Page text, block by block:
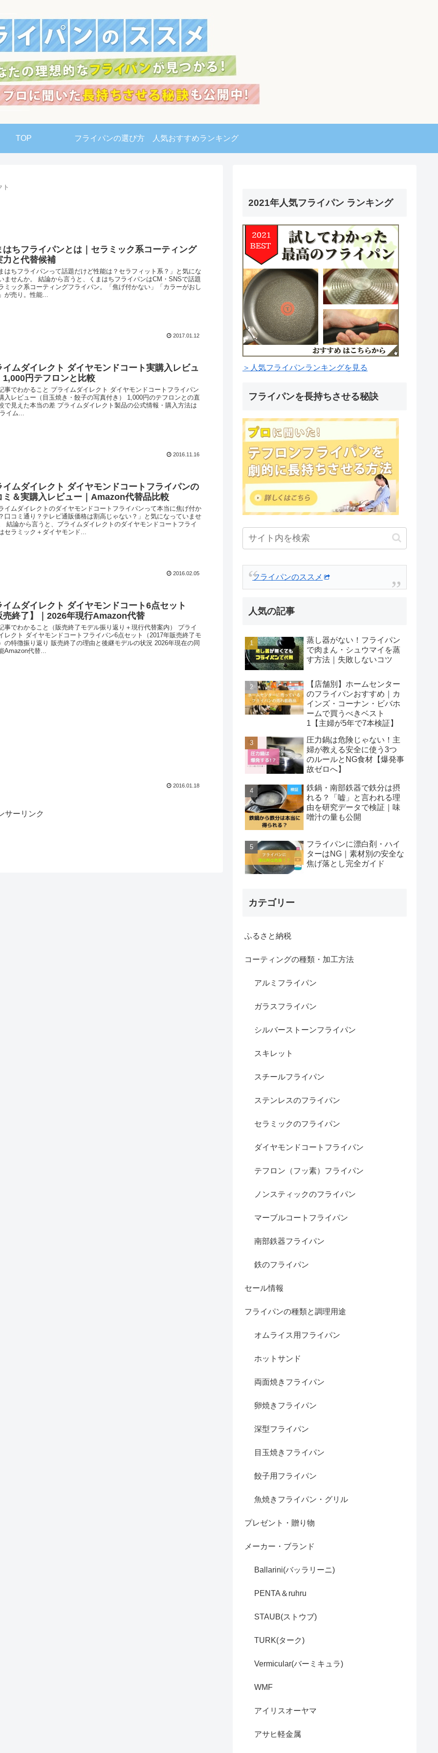
TOP フライパンの選び方 人気おすすめランキング
ト
はちフライパンとは｜セラミック系コーティング
力と代替候補
はちフライパンって話題だけど性能は？セラフィット系？」と気にな
ませんか。 結論から言うと、くまはちフライパンはCM・SNSで話題
ミック系コーティングフライパン。「焦げ付かない」「カラーがおし
が売り。性能...
2017.01.12
イムダイレクト ダイヤモンドコート実購入レビュ
1,000円テフロンと比較
事でわかること プライムダイレクト ダイヤモンドコートフライパン
入レビュー（目玉焼き・餃子の写真付き） 1,000円のテフロンとの直
で見えた本当の差 プライムダイレクト製品の公式情報・購入方法は
イム...
2016.11.16
イムダイレクト ダイヤモンドコートフライパンの
ミ＆実購入レビュー｜Amazon代替品比較
イムダイレクトのダイヤモンドコートフライパンって本当に焦げ付か
口コミ通り？テレビ通販価格は割高じゃない？」と気になっていませ
結論から言うと、プライムダイレクトのダイヤモンドコートフライ
セラミック＋ダイヤモンド...
2016.02.05
イムダイレクト ダイヤモンドコート6点セット
売終了】｜2026年現行Amazon代替
事でわかること（販売終了モデル振り返り＋現行代替案内） プライ
レクト ダイヤモンドコートフライパン6点セット（2017年販売終了モ
の特徴振り返り 販売終了の理由と後継モデルの状況 2026年現在の同
Amazon代替...
2016.01.18
サーリンク
2021年人気フライパン ランキング
＞人気フライパンランキングを見る
フライパンを長持ちさせる秘訣
フライパンのススメ
人気の記事
蒸し器がない！フライパン
で肉まん・シュウマイを蒸
す方法｜失敗しないコツ
【店舗別】ホームセンター
のフライパンおすすめ｜カ
インズ・コーナン・ビバホ
ームで買うべきベスト
1【主婦が5年で7本検証】
圧力鍋は危険じゃない！主
婦が教える安全に使う3つ
のルールとNG食材【爆発事
故ゼロへ】
鉄鍋・南部鉄器で鉄分は摂
れる？「嘘」と言われる理
由を研究データで検証｜味
噌汁の量も公開
フライパンに漂白剤・ハイ
ターはNG｜素材別の安全な
焦げ落とし完全ガイド
カテゴリー
ふるさと納税
コーティングの種類・加工方法
アルミフライパン
ガラスフライパン
シルバーストーンフライパン
スキレット
スチールフライパン
ステンレスのフライパン
セラミックのフライパン
ダイヤモンドコートフライパン
テフロン（フッ素）フライパン
ノンスティックのフライパン
マーブルコートフライパン
南部鉄器フライパン
鉄のフライパン
セール情報
フライパンの種類と調理用途
オムライス用フライパン
ホットサンド
両面焼きフライパン
卵焼きフライパン
深型フライパン
目玉焼きフライパン
餃子用フライパン
魚焼きフライパン・グリル
プレゼント・贈り物
メーカー・ブランド
Ballarini(バッラリーニ)
PENTA＆ruhru
STAUB(ストウブ)
TURK(ターク)
Vermicular(バーミキュラ)
WMF
アイリスオーヤマ
アサヒ軽金属